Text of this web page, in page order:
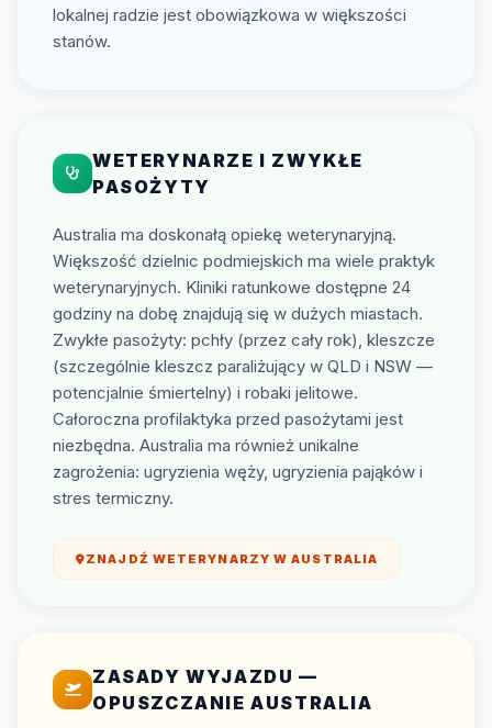
lokalnej radzie jest obowiązkowa w większości
stanów.
WETERYNARZE I ZWYKŁE
PASOŻYTY
Australia ma doskonałą opiekę weterynaryjną.
Większość dzielnic podmiejskich ma wiele praktyk
weterynaryjnych. Kliniki ratunkowe dostępne 24
godziny na dobę znajdują się w dużych miastach.
Zwykłe pasożyty: pchły (przez cały rok), kleszcze
(szczególnie kleszcz paraliżujący w QLD i NSW —
potencjalnie śmiertelny) i robaki jelitowe.
Całoroczna profilaktyka przed pasożytami jest
niezbędna. Australia ma również unikalne
zagrożenia: ugryzienia węży, ugryzienia pająków i
stres termiczny.
ZNAJDŹ WETERYNARZY W AUSTRALIA
ZASADY WYJAZDU —
OPUSZCZANIE AUSTRALIA